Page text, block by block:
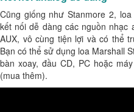
Cũng giống nhưStanmore 2, loa
kết nối dễ dàng các nguồn nhạc
AUX, vô cùng tiện lợi và có thể
Bạn có thể sử dụng loa Marshall
bàn xoay, đầu CD, PC hoặc
(mua thêm).